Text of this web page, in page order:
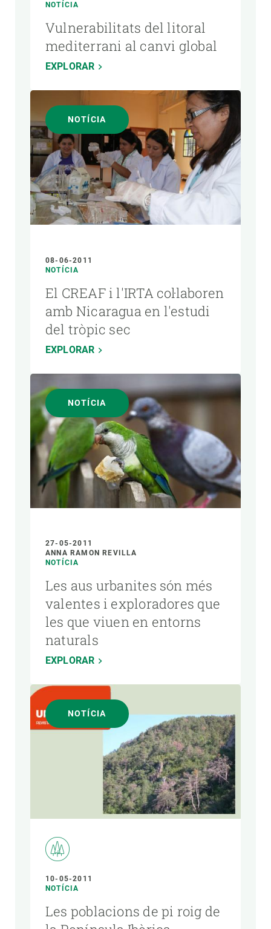
NOTÍCIA
Vulnerabilitats del litoral
mediterrani al canvi global
EXPLORAR
NOTÍCIA
08-06-2011
NOTÍCIA
El CREAF i l'IRTA col·laboren
amb Nicaragua en l'estudi
del tròpic sec
EXPLORAR
NOTÍCIA
27-05-2011
ANNA RAMON REVILLA
NOTÍCIA
Les aus urbanites són més
valentes i exploradores que
les que viuen en entorns
naturals
EXPLORAR
NOTÍCIA
10-05-2011
NOTÍCIA
Les poblacions de pi roig de